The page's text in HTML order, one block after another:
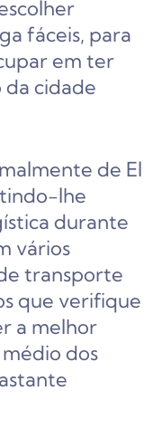
fáceis, para
em ter
cidade
de El
lhe
durante
vários
transporte
que verifique
a melhor
dos